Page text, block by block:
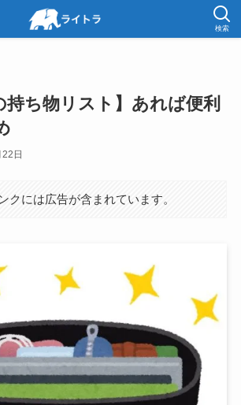
検索
持ち物リスト】あれば便利
日
クには広告が含まれています。